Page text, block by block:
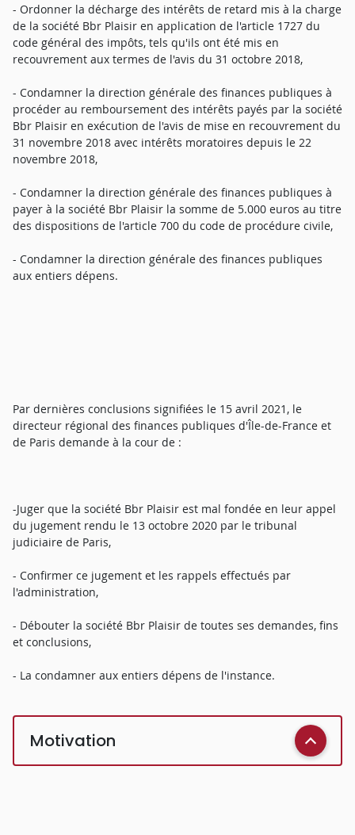
- Ordonner la décharge des intérêts de retard mis à la charge
de la société Bbr Plaisir en application de l'article 1727 du
code général des impôts, tels qu'ils ont été mis en
recouvrement aux termes de l'avis du 31 octobre 2018,
- Condamner la direction générale des finances publiques à
procéder au remboursement des intérêts payés par la société
Bbr Plaisir en exécution de l'avis de mise en recouvrement du
31 novembre 2018 avec intérêts moratoires depuis le 22
novembre 2018,
- Condamner la direction générale des finances publiques à
payer à la société Bbr Plaisir la somme de 5.000 euros au titre
des dispositions de l'article 700 du code de procédure civile,
- Condamner la direction générale des finances publiques
aux entiers dépens.
Par dernières conclusions signifiées le 15 avril 2021, le
directeur régional des finances publiques d'Île-de-France et
de Paris demande à la cour de :
-Juger que la société Bbr Plaisir est mal fondée en leur appel
du jugement rendu le 13 octobre 2020 par le tribunal
judiciaire de Paris,
- Confirmer ce jugement et les rappels effectués par
l'administration,
- Débouter la société Bbr Plaisir de toutes ses demandes, fins
et conclusions,
- La condamner aux entiers dépens de l'instance.
Motivation